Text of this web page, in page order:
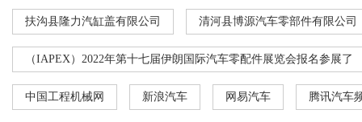
扶沟县隆力汽缸盖有限公司 清河县博源汽车零部件有限公司
（IAPEX）2022年第十七届伊朗国际汽车零配件展览会报名参展了
中国工程机械网 新浪汽车 网易汽车 腾讯汽车